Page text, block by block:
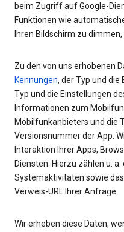
beim Zugriff auf Google-
Funktionen wie
Ihren Bildschirm zu
Zu den von uns erhobenen
Kennungen, der Typ und die
Typ und die Einstellungen
Informationen zum
Mobilfunkanbieters und die
Versionsnummer der App.
Interaktion Ihrer Apps,
Diensten. Hierzu zählen u. a.
Systemaktivitäten sowie
Verweis-URL Ihrer Anfrage.
Wir erheben diese Daten,